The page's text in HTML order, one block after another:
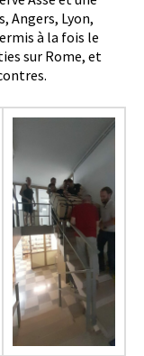
Angers, Lyon,
à la fois le
sur Rome, et